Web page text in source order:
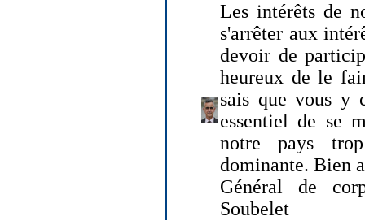
Les intérêts de
s'arrêter aux
devoir de
heureux de le
sais que vous y
essentiel de se
notre pays
dominante. Bien
Général de
Soubelet